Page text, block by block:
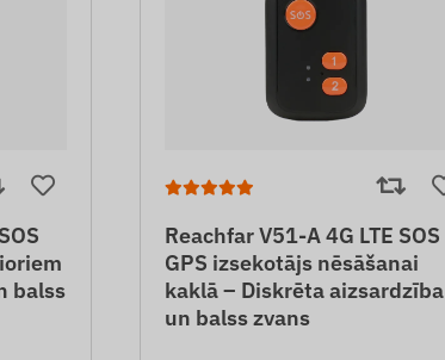
balss
Reachfar V51-A 4G LTE SOS
GPS izsekotājs nēsāšanai
kaklā – Diskrēta aizsardzība
un balss zvans